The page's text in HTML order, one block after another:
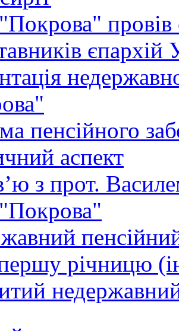
провів
пенсійного
аспект
з прот.
річницю